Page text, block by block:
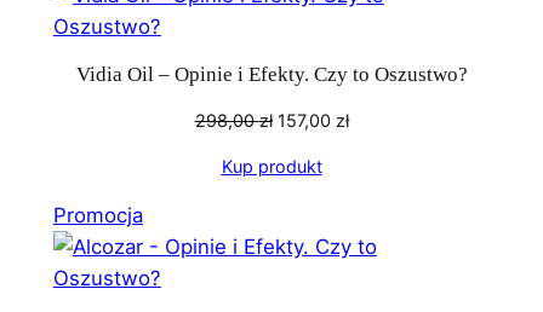
promocji
Vidia Oil – Opinie i Efekty. Czy to Oszustwo?
298,00zł Pierwotna
wynosiła:
157,00 złAktualna
Kup produkt
PromocjaProdukt
w
promocji